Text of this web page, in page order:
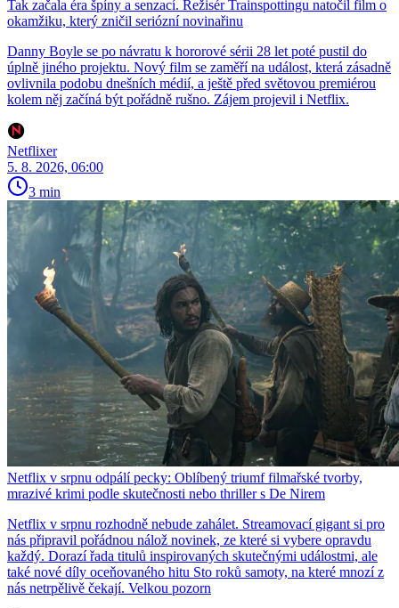
Tak začala éra špíny a senzací. Režisér Trainspottingu natočil film o
okamžiku, který zničil seriózní novinařinu
Danny Boyle se po návratu k hororové sérii 28 let poté pustil do
úplně jiného projektu. Nový film se zaměří na událost, která zásadně
ovlivnila podobu dnešních médií, a ještě před světovou premiérou
kolem něj začíná být pořádně rušno. Zájem projevil i Netflix.
Netflixer
5. 8. 2026, 06:00
3 min
Netflix v srpnu odpálí pecky: Oblíbený triumf filmařské tvorby,
mrazivé krimi podle skutečnosti nebo thriller s De Nirem
Netflix v srpnu rozhodně nebude zahálet. Streamovací gigant si pro
nás připravil pořádnou nálož novinek, ze které si vybere opravdu
každý. Dorazí řada titulů inspirovaných skutečnými událostmi, ale
také nové díly oceňovaného hitu Sto roků samoty, na které mnozí z
nás netrpělivě čekají. Velkou pozorn